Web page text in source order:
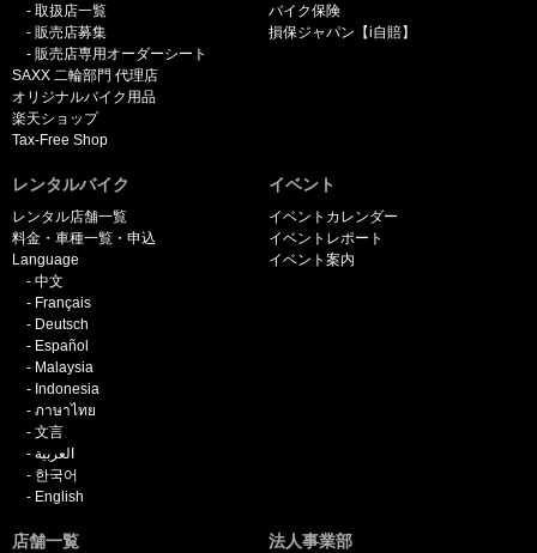
取扱店一覧
販売店募集
販売店専用オーダーシート
SAXX 二輪部門 代理店
オリジナルバイク用品
楽天ショップ
Tax-Free Shop
バイク保険
損保ジャパン【i自賠】
レンタルバイク
レンタル店舗一覧
料金・車種一覧・申込
Language
中文
Français
Deutsch
Español
Malaysia
Indonesia
ภาษาไทย
文言
العربية
한국어
English
イベント
イベントカレンダー
イベントレポート
イベント案内
店舗一覧 法人事業部